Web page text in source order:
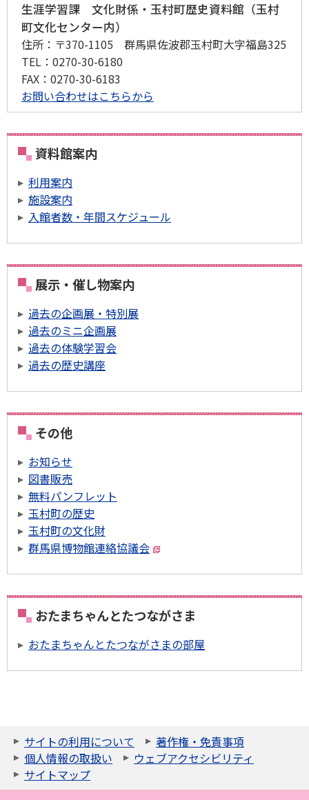
生涯学習課 文化財係・玉村町歴史資料館（玉村
町文化センター内）
住所 ：〒370-1105 群馬県佐波郡玉村町大字福島325
TEL ：0270-30-6180
FAX ：0270-30-6183
お問い合わせはこちらから
資料館案内
利用案内
施設案内
入館者数・年間スケジュール
展示・催し物案内
過去の企画展・特別展
過去のミニ企画展
過去の体験学習会
過去の歴史講座
その他
お知らせ
図書販売
無料パンフレット
玉村町の歴史
玉村町の文化財
群馬県博物館連絡協議会
おたまちゃんとたつながさま
おたまちゃんとたつながさまの部屋
サイトの利用について
著作権・免責事項
個人情報の取扱い
ウェブアクセシビリティ
サイトマップ